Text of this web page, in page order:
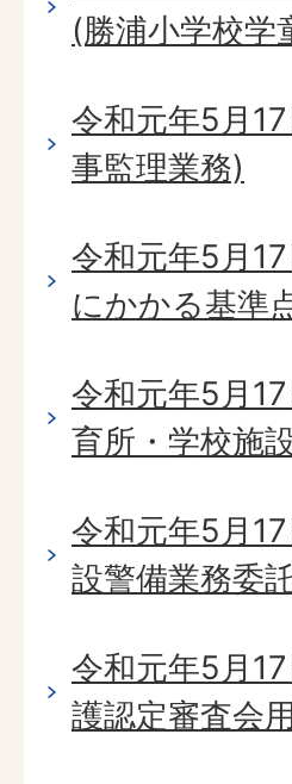
(勝浦小学校学
令和元年5月
事監理業務)
令和元年5月
にかかる基準
令和元年5月
育所・学校施
令和元年5月
設警備業務委
令和元年5月
護認定審査会